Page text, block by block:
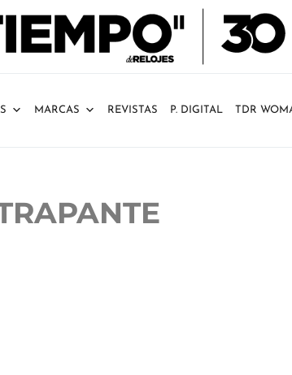
MARCAS REVISTAS P. DIGITAL TDR